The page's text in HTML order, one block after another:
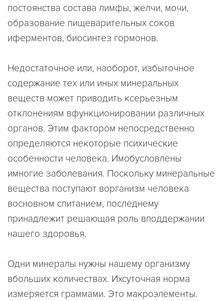
постоянства состава лимфы, желчи, мочи,
образование пищеварительных соков
иферментов, биосинтез гормонов.
Недостаточное или, наоборот, избыточное
содержание тех или иных минеральных
веществ может приводить ксерьезным
отклонениям вфункционировании различных
органов. Этим фактором непосредственно
определяются некоторые психические
особенности человека. Имобусловлены
имногие заболевания. Поскольку минеральные
вещества поступают ворганизм человека
восновном спитанием, последнему
принадлежит решающая роль вподдержании
нашего здоровья.
Одни минералы нужны нашему организму
вбольших количествах. Ихсуточная норма
измеряется граммами. Это макроэлементы.